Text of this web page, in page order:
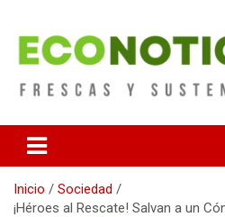
contenido
Econoticias
Inicio
Sociedad
¡Héroes al Rescate! Salvan a un